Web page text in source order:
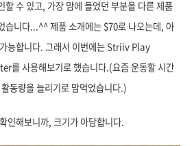
할 수 있고, 가장 맘에 들었던 부분을 다른 제품
습니다...^^ 제품 소개에는 $70로 나오는데, 아
능합니다. 그래서 이번에는 Striiv Play
사용해보기로 했습니다.(요즘 운동할 시간
동량을 늘리기로 맘먹었습니다.)
인해보니까, 크기가 아담합니다.